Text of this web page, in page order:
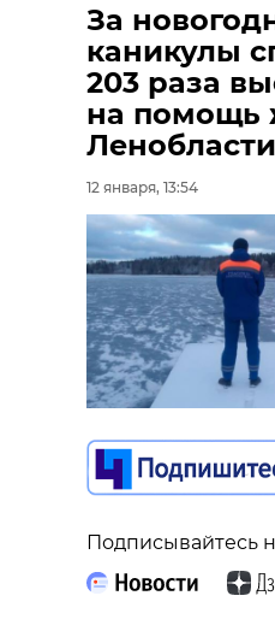
За
каникулы
203 раза
на помощь
Ленобласти
12 января, 13:54
Подписывайтесь